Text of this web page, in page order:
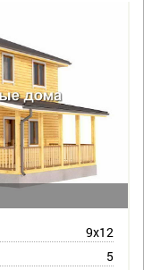
9х12
5